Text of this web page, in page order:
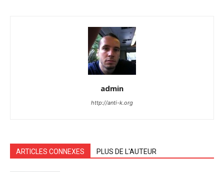
admin
http://anti-k.org
ARTICLES CONNEXES PLUS DE L'AUTEUR